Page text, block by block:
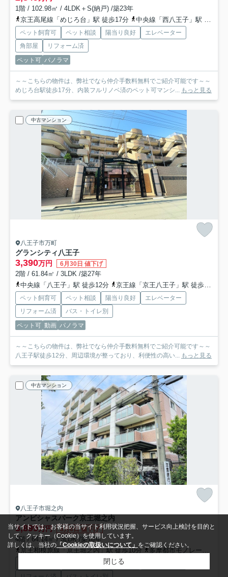
1階 / 102.98㎡ / 4LDK＋S(納戸) /築23年
京王高尾線「めじろ台」駅 徒歩17分
中央線「西八王子」駅 バス13分 京王バス「椚田」 停歩4分
ペット飼育可 ペット相談 陽当り良好
エレベーター
角部屋
リフォーム済
ペット可 パノラマ
～～こちらの物件は、弊社でなら仲介手数料無料でご紹介可能です～～
めじろ台駅徒歩17分、内装フルリノベ済のペット可マンシ... もっと見る
中古マンション
八王子市万町
グランシティ八王子
3,390万円 6月30日 値下げ
2階 / 61.84㎡ / 3LDK /築27年
中央線「八王子」駅 徒歩12分
京王線「京王八王子」駅 徒歩20分
ペット飼育可 ペット相談 陽当り良好
エレベーター
リフォーム済
バス・トイレ別
ペット可 動画 パノラマ
～～こちらの物件は、弊社でなら仲介手数料無料でご紹介可能です～～
八王子駅徒歩12分、周辺環境が整っており、利便性の高い... もっと見る
中古マンション
八王子市堀之内
アンビシャスパーク京王堀之内
3,899万円 8月6日 値下げ
4階 / 64.14㎡ / 3LDK /築18年
京王相模原線「京王堀之内」駅 徒歩10分
多摩都市モノレール「大塚・帝京大学」駅 徒歩20分
陽当り良好
当サイトでは、お客様の当サイト利用状況把握、サービス向上検討を目的と
して、クッキー（Cookie）を使用しています。
詳しくは、当社の 「Cookieの取扱いについて」 をご確認ください。
閉じる